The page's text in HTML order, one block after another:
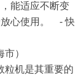
能适应不断变
放心使用。 - 快
）
粒机是其重要的